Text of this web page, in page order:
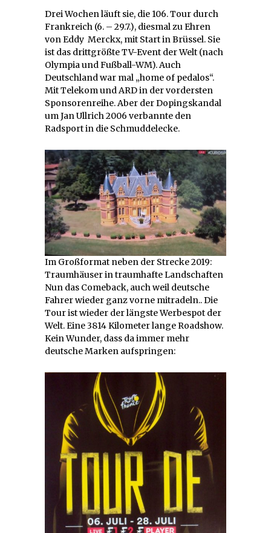
Drei Wochen läuft sie, die 106. Tour durch
Frankreich (6. – 29.7.), diesmal zu Ehren
von Eddy Merckx, mit Start in Brüssel. Sie
ist das drittgrößte TV-Event der Welt (nach
Olympia und Fußball-WM). Auch
Deutschland war mal „home of pedalos“.
Mit Telekom und ARD in der vordersten
Sponsorenreihe. Aber der Dopingskandal
um Jan Ullrich 2006 verbannte den
Radsport in die Schmuddelecke.
Im Großformat neben der Strecke 2019:
Traumhäuser in traumhafte Landschaften
Nun das Comeback, auch weil deutsche
Fahrer wieder ganz vorne mitradeln.. Die
Tour ist wieder der längste Werbespot der
Welt. Eine 3814 Kilometer lange Roadshow.
Kein Wunder, dass da immer mehr
deutsche Marken aufspringen: